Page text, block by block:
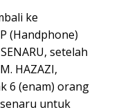
ke
(Handphone)
setelah
HAZAZI,
6 (enam) orang
untuk